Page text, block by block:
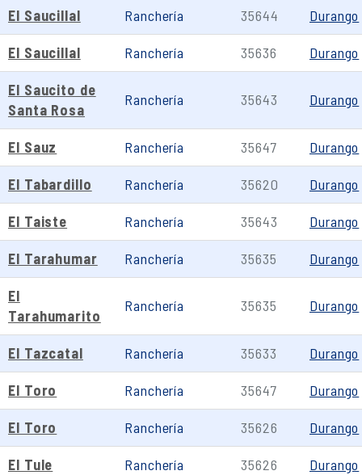
El Saucillal Ranchería 35644 Durango
El Saucillal Ranchería 35636 Durango
El Saucito de
Santa Rosa
Ranchería 35643 Durango
El Sauz Ranchería 35647 Durango
El Tabardillo Ranchería 35620 Durango
El Taiste Ranchería 35643 Durango
El Tarahumar Ranchería 35635 Durango
El
Tarahumarito
Ranchería 35635 Durango
El Tazcatal Ranchería 35633 Durango
El Toro Ranchería 35647 Durango
El Toro Ranchería 35626 Durango
El Tule Ranchería 35626 Durango